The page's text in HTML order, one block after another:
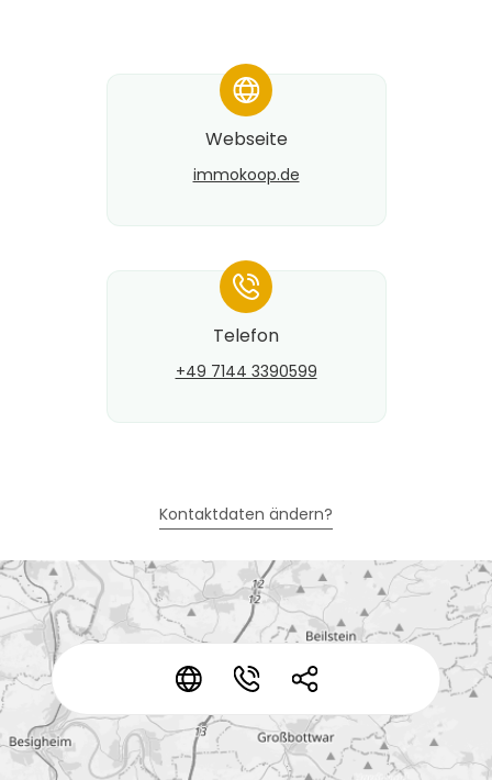
* * *
*
Webseite
immokoop.de
*
Telefon
+49 7144 3390599
Kontaktdaten ändern?